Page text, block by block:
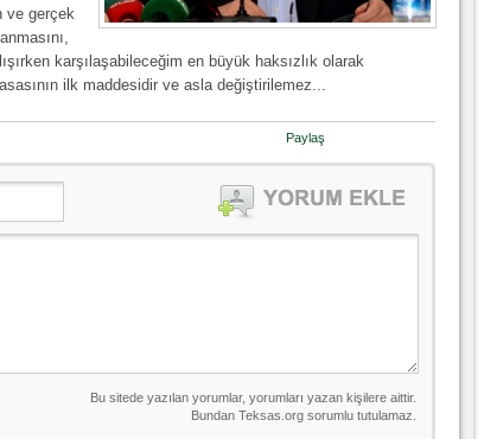
ve gerçek
karşılaşabileceğim en büyük haksızlık olarak
ilk maddesidir ve asla değiştirilemez...
Paylaş